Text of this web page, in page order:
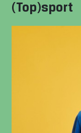
(Top)sport